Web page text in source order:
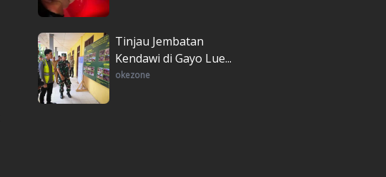
Tinjau Jembatan
Kendawi di Gayo Lue...
okezone